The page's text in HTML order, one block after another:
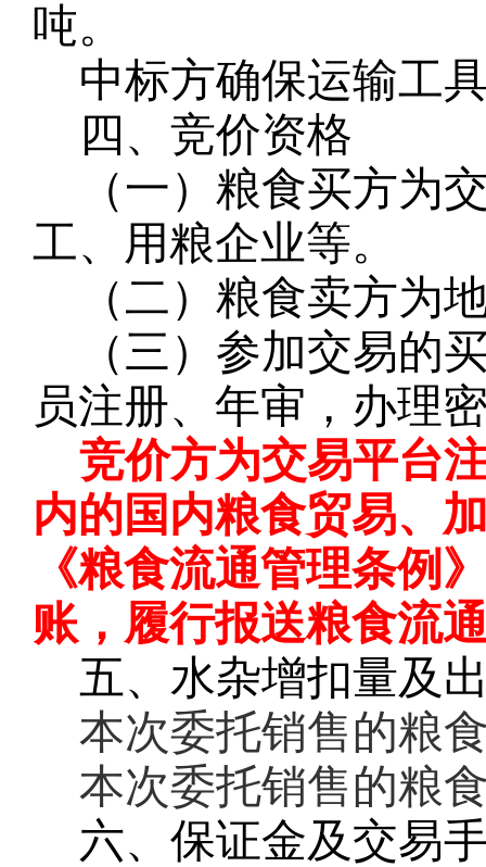
吨。
中标方确保运输工
四、竞价资格
（一）粮食买方为
工、用粮企业等。
（二）粮食卖方为
（三）参加交易的
员注册、年审，办理
竞价方为交易平台
内的国内粮食贸易、
《粮食流通管理条例
账，履行报送粮食流
五、水杂增扣量及
本次委托销售的粮
本次委托销售的粮
六、保证金及交易